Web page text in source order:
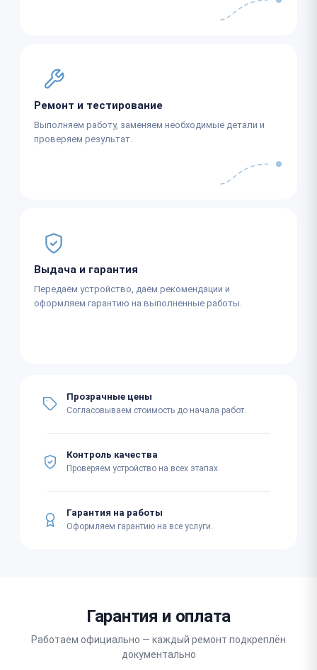
Ремонт и тестирование
Выполняем работу, заменяем необходимые детали и
проверяем результат.
Выдача и гарантия
Передаём устройство, даём рекомендации и
оформляем гарантию на выполненные работы.
Прозрачные цены
Согласовываем стоимость до начала работ.
Контроль качества
Проверяем устройство на всех этапах.
Гарантия на работы
Оформляем гарантию на все услуги.
Гарантия и оплата
Работаем официально — каждый ремонт подкреплён
документально